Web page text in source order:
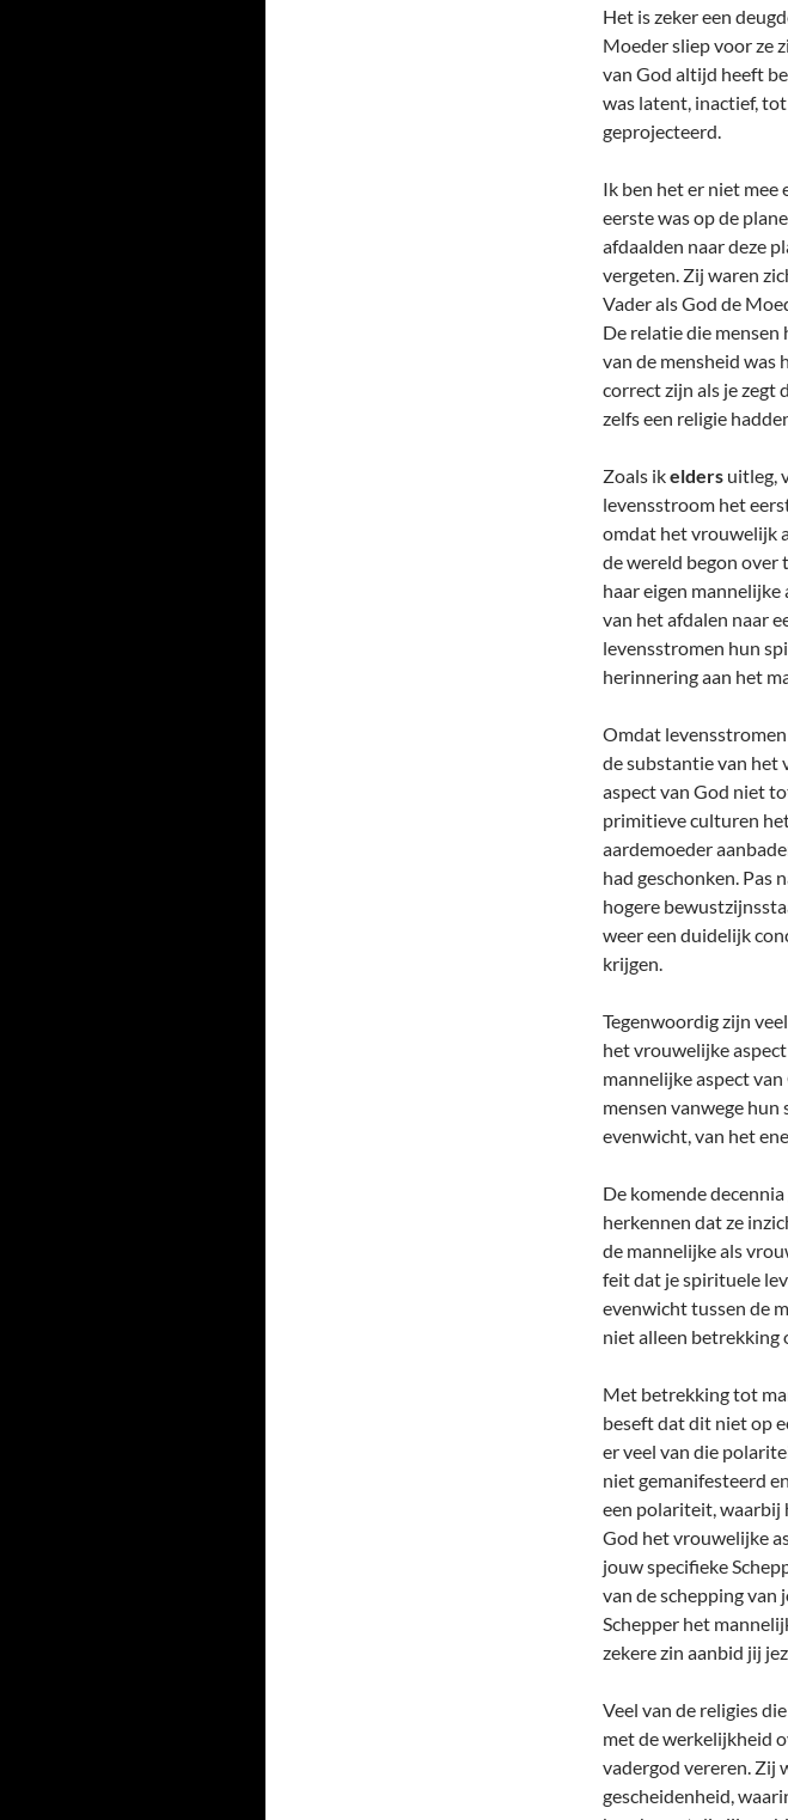
Het is zeker een
Moeder sliep voor ze
van God altijd heeft
was latent, inactief,
geprojecteerd.
Ik ben het er niet mee
eerste was op de
afdaalden naar deze
vergeten. Zij waren
Vader als God de
De relatie die
van de mensheid was
correct zijn als je zegt
zelfs een religie
Zoals ikelders uitleg,
levensstroom het
omdat het vrouwelijk
de wereld begon over
haar eigen
van het afdalen naar
levensstromen hun
herinnering aan het
Omdat
de substantie van het
aspect van God niet
primitieve culturen
aardemoeder
had geschonken. Pas
hogere
weer een duidelijk
krijgen.
Tegenwoordig zijn
het vrouwelijke
mannelijke aspect
mensen vanwege
evenwicht, van het
De komende
herkennen dat ze
de mannelijke als
feit dat je spirituele
evenwicht tussen de
niet alleen betrekking
Met betrekking tot
beseft dat dit niet op
er veel van die
niet gemanifesteerd
een polariteit, waarbij
God het vrouwelijke
jouw specifieke
van de schepping van
Schepper het
zekere zin aanbid jij
Veel van de religies
met de werkelijkheid
vadergod vereren. Zij
gescheidenheid,